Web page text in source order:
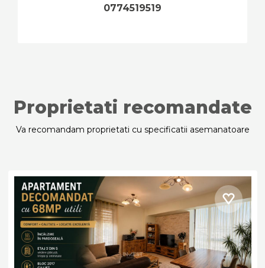
0774519519
Proprietati recomandate
Va recomandam proprietati cu specificatii asemanatoare